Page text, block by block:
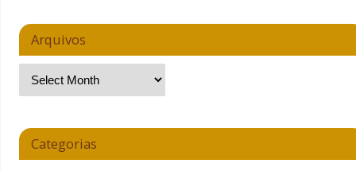
Arquivos
Categorias